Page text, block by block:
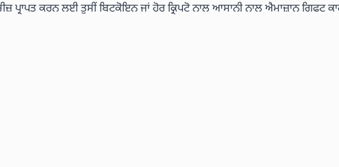
ਪ੍ਰਾਪਤ ਕਰਨ ਲਈ ਤੁਸੀਂ ਬਿਟਕੋਇਨ ਜਾਂ ਹੋਰ ਕ੍ਰਿਪਟੋ ਨਾਲ ਆਸਾਨੀ ਨਾਲ ਐਮਾਜ਼ਾਨ ਗਿਫਟ